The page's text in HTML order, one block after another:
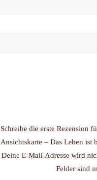
Schreibe die erste Rezension
Ansichtskarte – Das Leben ist
Deine E-Mail-Adresse wird
Felder sind